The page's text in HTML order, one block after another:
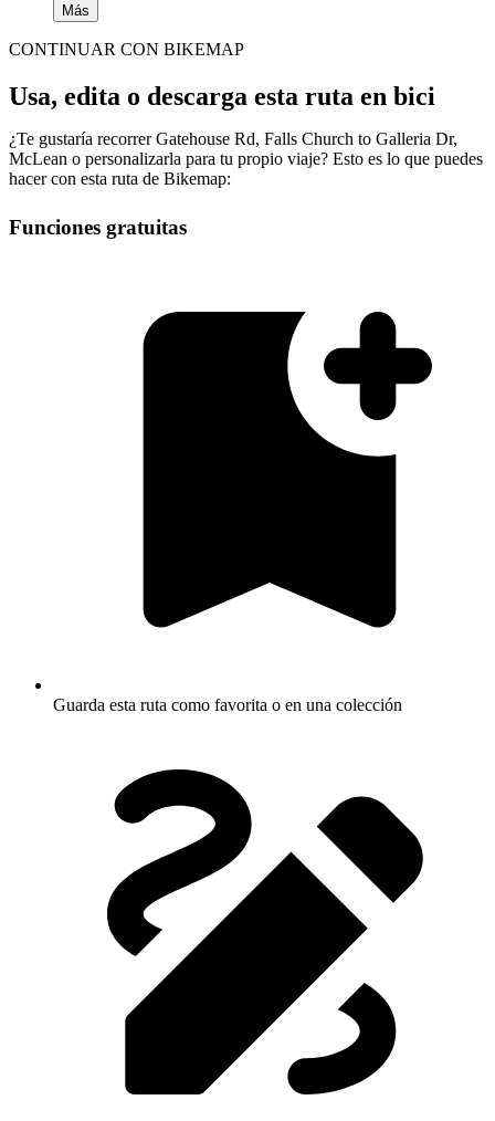
Más
CONTINUAR CON BIKEMAP
Usa, edita o descarga esta ruta en bici
¿Te gustaría recorrer Gatehouse Rd, Falls Church to Galleria Dr,
McLean o personalizarla para tu propio viaje? Esto es lo que puedes
hacer con esta ruta de Bikemap:
Funciones gratuitas
Guarda esta ruta como favorita o en una colección